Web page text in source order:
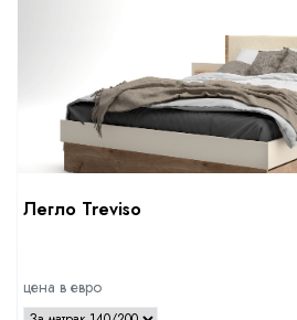
Легло Treviso
цена в евро